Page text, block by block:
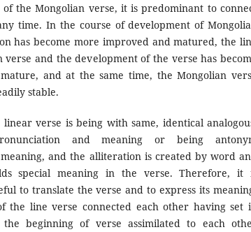
the Mongolian verse, it is predominant to
time. In the course of development of
has become more improved and matured, the
verse and the development of the verse has
and at the same time, the Mongolian
stable.
verse is being with same, identical
and meaning or being
and the alliteration is created by word
special meaning in the verse. Therefore, it
to translate the verse and to express its
the line verse connected each other having set
the beginning of verse assimilated to each